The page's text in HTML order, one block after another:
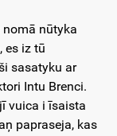
nomā nūtyka
es iz tū
sasatyku ar
Intu Brenci.
vuica i īsaista
papraseja, kas